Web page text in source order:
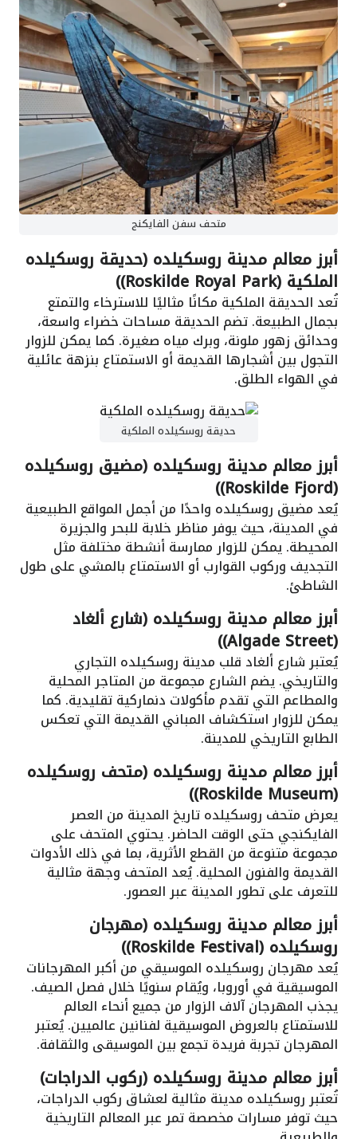
متحف سفن الفايكنج
أبرز معالم مدينة روسكيلده (حديقة روسكيلده
الملكية (Roskilde Royal Park))
تُعد الحديقة الملكية مكانًا مثاليًا للاسترخاء والتمتع
بجمال الطبيعة. تضم الحديقة مساحات خضراء واسعة،
وحدائق زهور ملونة، وبرك مياه صغيرة. كما يمكن للزوار
التجول بين أشجارها القديمة أو الاستمتاع بنزهة عائلية
في الهواء الطلق.
حديقة روسكيلده الملكية
أبرز معالم مدينة روسكيلده (مضيق روسكيلده
(Roskilde Fjord))
يُعد مضيق روسكيلده واحدًا من أجمل المواقع الطبيعية
في المدينة، حيث يوفر مناظر خلابة للبحر والجزيرة
المحيطة. يمكن للزوار ممارسة أنشطة مختلفة مثل
التجديف وركوب القوارب أو الاستمتاع بالمشي على طول
الشاطئ.
أبرز معالم مدينة روسكيلده (شارع ألغاد
(Algade Street))
يُعتبر شارع ألغاد قلب مدينة روسكيلده التجاري
والتاريخي. يضم الشارع مجموعة من المتاجر المحلية
والمطاعم التي تقدم مأكولات دنماركية تقليدية. كما
يمكن للزوار استكشاف المباني القديمة التي تعكس
الطابع التاريخي للمدينة.
أبرز معالم مدينة روسكيلده (متحف روسكيلده
(Roskilde Museum))
يعرض متحف روسكيلده تاريخ المدينة من العصر
الفايكنجي حتى الوقت الحاضر. يحتوي المتحف على
مجموعة متنوعة من القطع الأثرية، بما في ذلك الأدوات
القديمة والفنون المحلية. يُعد المتحف وجهة مثالية
للتعرف على تطور المدينة عبر العصور.
أبرز معالم مدينة روسكيلده (مهرجان
روسكيلده (Roskilde Festival))
يُعد مهرجان روسكيلده الموسيقي من أكبر المهرجانات
الموسيقية في أوروبا، ويُقام سنويًا خلال فصل الصيف.
يجذب المهرجان آلاف الزوار من جميع أنحاء العالم
للاستمتاع بالعروض الموسيقية لفنانين عالميين. يُعتبر
المهرجان تجربة فريدة تجمع بين الموسيقى والثقافة.
أبرز معالم مدينة روسكيلده (ركوب الدراجات)
تُعتبر روسكيلده مدينة مثالية لعشاق ركوب الدراجات،
حيث توفر مسارات مخصصة تمر عبر المعالم التاريخية